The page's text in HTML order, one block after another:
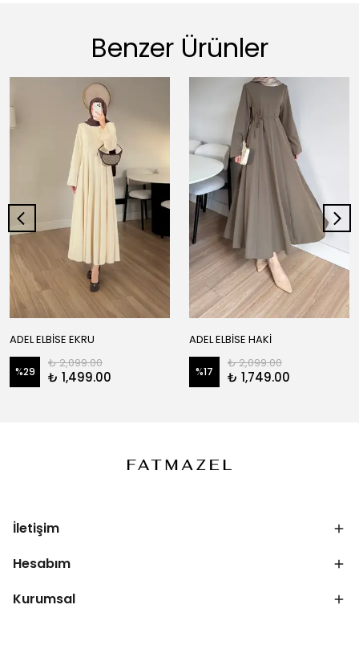
Benzer Ürünler
ADEL ELBİSE EKRU
%29
₺ 2,099.00
₺ 1,499.00
ADEL ELBİSE HAKİ
%17
₺ 2,099.00
₺ 1,749.00
İletişim
Hesabım
Kurumsal